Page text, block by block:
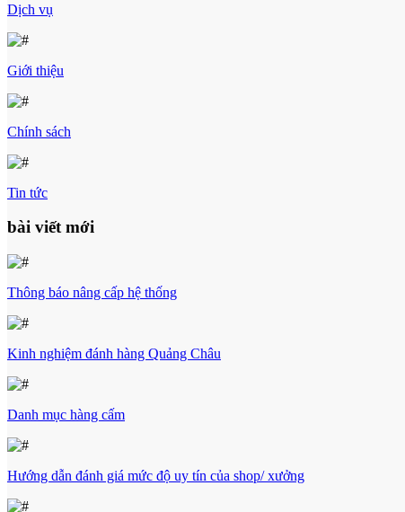
Dịch vụ
Giới thiệu
Chính sách
Tin tức
bài viết mới
Thông báo nâng cấp hệ thống
Kinh nghiệm đánh hàng Quảng Châu
Danh mục hàng cấm
Hướng dẫn đánh giá mức độ uy tín của shop/ xưởng